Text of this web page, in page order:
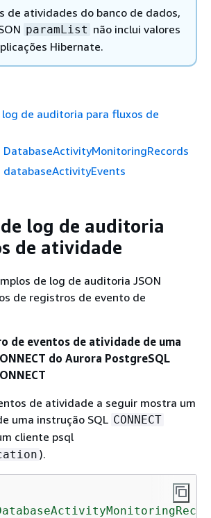
de atividades do banco de dados,
paramList não inclui valores
Hibernate.
log de auditoria para fluxos de
DatabaseActivityMonitoringRecords
databaseActivityEvents
log de auditoria
de atividade
de log de auditoria JSON
de registros de evento de
de eventos de atividade de uma
do Aurora PostgreSQL
de atividade a seguir mostra um
uma instrução SQL CONNECT
cliente psql
).